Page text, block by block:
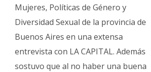
Mujeres, Políticas de Género y
Diversidad Sexual de la provincia de
Buenos Aires en una extensa
entrevista con LA CAPITAL. Además
sostuvo que al no haber una buena